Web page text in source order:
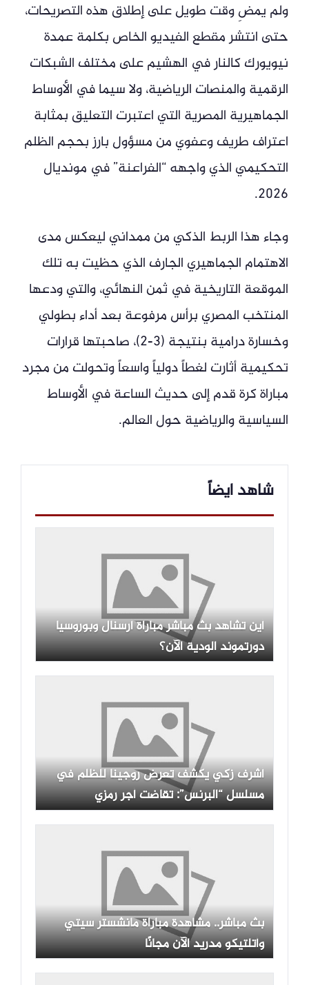
ولم يمضِ وقت طويل على إطلاق هذه التصريحات،
حتى انتشر مقطع الفيديو الخاص بكلمة عمدة
نيويورك كالنار في الهشيم على مختلف الشبكات
الرقمية والمنصات الرياضية، ولا سيما في الأوساط
الجماهيرية المصرية التي اعتبرت التعليق بمثابة
اعتراف طريف وعفوي من مسؤول بارز بحجم الظلم
التحكيمي الذي واجهه “الفراعنة” في مونديال
2026.
وجاء هذا الربط الذكي من ممداني ليعكس مدى
الاهتمام الجماهيري الجارف الذي حظيت به تلك
الموقعة التاريخية في ثمن النهائي، والتي ودعها
المنتخب المصري برأس مرفوعة بعد أداء بطولي
وخسارة درامية بنتيجة (3-2)، صاحبتها قرارات
تحكيمية أثارت لغطاً دولياً واسعاً وتحولت من مجرد
مباراة كرة قدم إلى حديث الساعة في الأوساط
السياسية والرياضية حول العالم.
شاهد ايضاً
أين تشاهد بث مباشر مباراة أرسنال وبوروسيا
دورتموند الودية الآن؟
أشرف زكي يكشف تعرض روجينا للظلم في
مسلسل “البرنس”: تقاضت أجر رمزي
بث مباشر.. مشاهدة مباراة مانشستر سيتي
وأتلتيكو مدريد الآن مجانًا